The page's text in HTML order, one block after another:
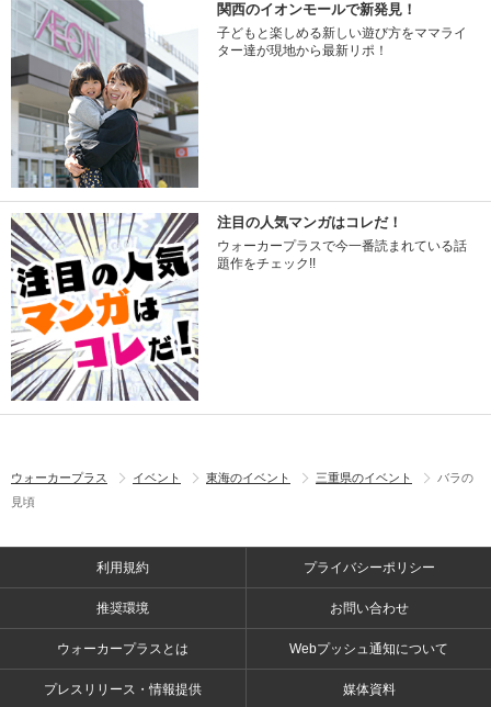
関西のイオンモールで新発見！
子どもと楽しめる新しい遊び方をママライ
ター達が現地から最新リポ！
注目の人気マンガはコレだ！
ウォーカープラスで今一番読まれている話
題作をチェック!!
ウォーカープラス イベント 東海のイベント 三重県のイベント
バラの
見頃
利用規約 プライバシーポリシー
推奨環境 お問い合わせ
ウォーカープラスとは Webプッシュ通知について
プレスリリース・情報提供 媒体資料